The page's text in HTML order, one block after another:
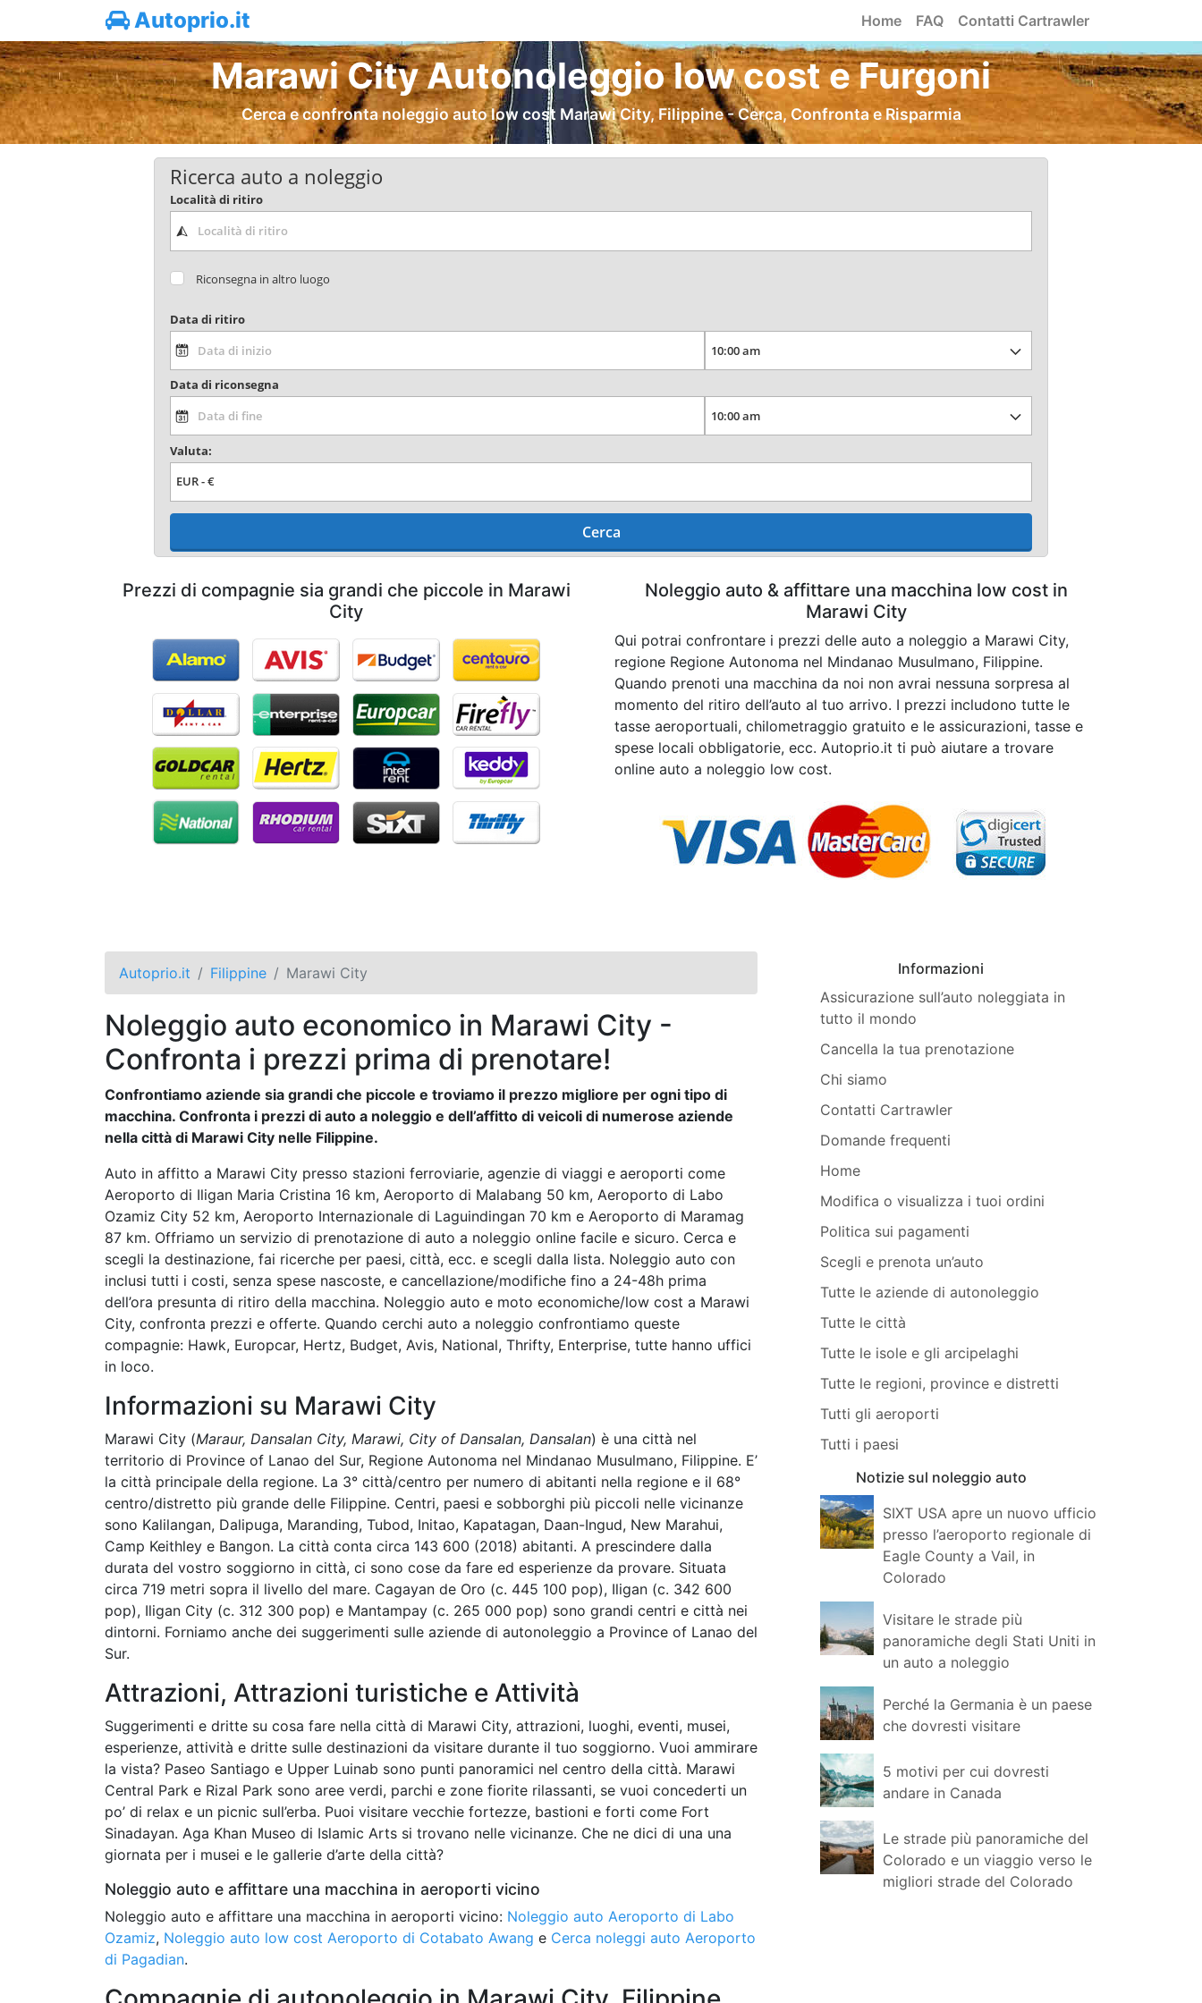
Autoprio.it Home FAQ Contatti Cartrawler
Marawi City Autonoleggio low cost e Furgoni
Cerca e confronta noleggio auto low cost Marawi City, Filippine - Cerca, Confronta e Risparmia
Ricerca auto a noleggio
Località di ritiro
Riconsegna in altro luogo
Data di ritiro
Data di riconsegna
Valuta:
Cerca
Prezzi di compagnie sia grandi che piccole in Marawi
City
Noleggio auto & affittare una macchina low cost in
Marawi City
Qui potrai confrontare i prezzi delle auto a noleggio a Marawi City,
regione Regione Autonoma nel Mindanao Musulmano, Filippine.
Quando prenoti una macchina da noi non avrai nessuna sorpresa al
momento del ritiro dell’auto al tuo arrivo. I prezzi includono tutte le
tasse aeroportuali, chilometraggio gratuito e le assicurazioni, tasse e
spese locali obbligatorie, ecc. Autoprio.it ti può aiutare a trovare
online auto a noleggio low cost.
Autoprio.it Filippine Marawi City
Noleggio auto economico in Marawi City -
Confronta i prezzi prima di prenotare!
Confrontiamo aziende sia grandi che piccole e troviamo il prezzo migliore per ogni tipo di
macchina. Confronta i prezzi di auto a noleggio e dell’affitto di veicoli di numerose aziende
nella città di Marawi City nelle Filippine.
Auto in affitto a Marawi City presso stazioni ferroviarie, agenzie di viaggi e aeroporti come
Aeroporto di Iligan Maria Cristina 16 km, Aeroporto di Malabang 50 km, Aeroporto di Labo
Ozamiz City 52 km, Aeroporto Internazionale di Laguindingan 70 km e Aeroporto di Maramag
87 km. Offriamo un servizio di prenotazione di auto a noleggio online facile e sicuro. Cerca e
scegli la destinazione, fai ricerche per paesi, città, ecc. e scegli dalla lista. Noleggio auto con
inclusi tutti i costi, senza spese nascoste, e cancellazione/modifiche fino a 24-48h prima
dell’ora presunta di ritiro della macchina. Noleggio auto e moto economiche/low cost a Marawi
City, confronta prezzi e offerte. Quando cerchi auto a noleggio confrontiamo queste
compagnie: Hawk, Europcar, Hertz, Budget, Avis, National, Thrifty, Enterprise, tutte hanno uffici
in loco.
Informazioni su Marawi City
Marawi City (Maraur, Dansalan City, Marawi, City of Dansalan, Dansalan) è una città nel
territorio di Province of Lanao del Sur, Regione Autonoma nel Mindanao Musulmano, Filippine. E’
la città principale della regione. La 3° città/centro per numero di abitanti nella regione e il 68°
centro/distretto più grande delle Filippine. Centri, paesi e sobborghi più piccoli nelle vicinanze
sono Kalilangan, Dalipuga, Maranding, Tubod, Initao, Kapatagan, Daan-Ingud, New Marahui,
Camp Keithley e Bangon. La città conta circa 143 600 (2018) abitanti. A prescindere dalla
durata del vostro soggiorno in città, ci sono cose da fare ed esperienze da provare. Situata
circa 719 metri sopra il livello del mare. Cagayan de Oro (c. 445 100 pop), Iligan (c. 342 600
pop), Iligan City (c. 312 300 pop) e Mantampay (c. 265 000 pop) sono grandi centri e città nei
dintorni. Forniamo anche dei suggerimenti sulle aziende di autonoleggio a Province of Lanao del
Sur.
Attrazioni, Attrazioni turistiche e Attività
Suggerimenti e dritte su cosa fare nella città di Marawi City, attrazioni, luoghi, eventi, musei,
esperienze, attività e dritte sulle destinazioni da visitare durante il tuo soggiorno. Vuoi ammirare
la vista? Paseo Santiago e Upper Luinab sono punti panoramici nel centro della città. Marawi
Central Park e Rizal Park sono aree verdi, parchi e zone fiorite rilassanti, se vuoi concederti un
po’ di relax e un picnic sull’erba. Puoi visitare vecchie fortezze, bastioni e forti come Fort
Sinadayan. Aga Khan Museo di Islamic Arts si trovano nelle vicinanze. Che ne dici di una una
giornata per i musei e le gallerie d’arte della città?
Noleggio auto e affittare una macchina in aeroporti vicino
Noleggio auto e affittare una macchina in aeroporti vicino: Noleggio auto Aeroporto di Labo
Ozamiz, Noleggio auto low cost Aeroporto di Cotabato Awang e Cerca noleggi auto Aeroporto
di Pagadian.
Informazioni
Assicurazione sull’auto noleggiata in
tutto il mondo
Cancella la tua prenotazione
Chi siamo
Contatti Cartrawler
Domande frequenti
Home
Modifica o visualizza i tuoi ordini
Politica sui pagamenti
Scegli e prenota un’auto
Tutte le aziende di autonoleggio
Tutte le città
Tutte le isole e gli arcipelaghi
Tutte le regioni, province e distretti
Tutti gli aeroporti
Tutti i paesi
Notizie sul noleggio auto
SIXT USA apre un nuovo ufficio
presso l’aeroporto regionale di
Eagle County a Vail, in
Colorado
Visitare le strade più
panoramiche degli Stati Uniti in
un auto a noleggio
Perché la Germania è un paese
che dovresti visitare
5 motivi per cui dovresti
andare in Canada
Le strade più panoramiche del
Colorado e un viaggio verso le
migliori strade del Colorado